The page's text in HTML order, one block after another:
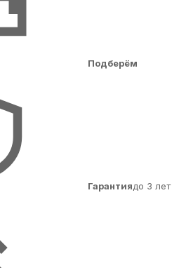
Подберём
Гарантиядо 3 лет